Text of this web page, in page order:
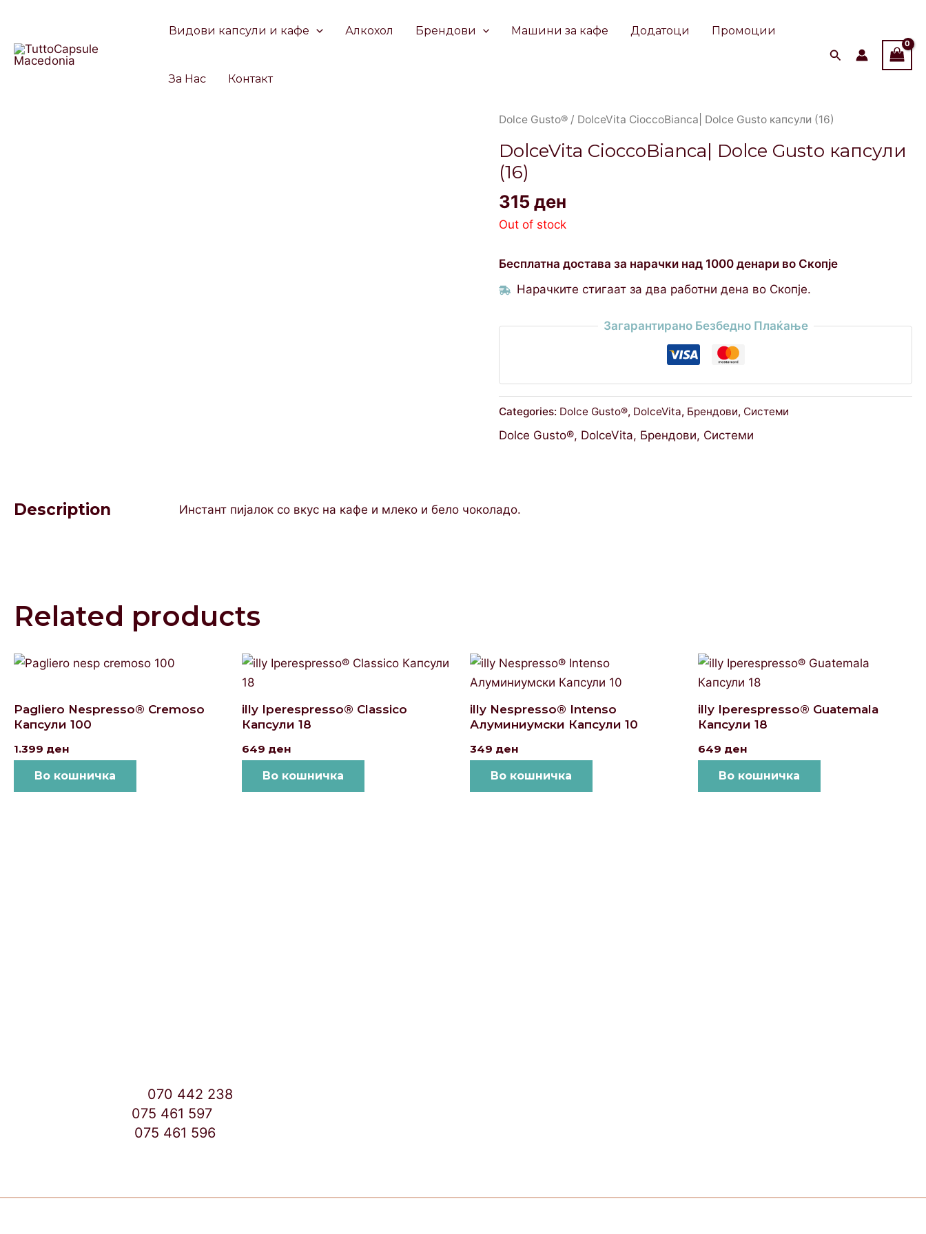
content
Видови капсули и кафе Алкохол Брендови Машини за кафе Додатоци Промоции
За Нас Контакт
Dolce Gusto® / DolceVita CioccoBianca| Dolce Gusto капсули (16)
DolceVita CioccoBianca| Dolce Gusto капсули
(16)
315ден
Out of stock
Бесплатна достава за нарачки над 1000 денари во Скопје
Нарачките стигаат за два работни дена во Скопје.
Загарантирано Безбедно Плаќање
Categories: Dolce Gusto®, DolceVita, Брендови, Системи
Dolce Gusto®, DolceVita, Брендови, Системи
Description Инстант пијалок со вкус на кафе и млеко и бело чоколадо.
Related products
Pagliero Nespresso® Cremoso
Капсули 100
1.399 ден
Во кошничка
illy Iperespresso® Classico
Капсули 18
649 ден
Во кошничка
illy Nespresso® Intenso
Алуминиумски Капсули 10
349 ден
Во кошничка
illy Iperespresso® Guatemala
Капсули 18
649 ден
Во кошничка
070 442 238
075 461 597
075 461 596